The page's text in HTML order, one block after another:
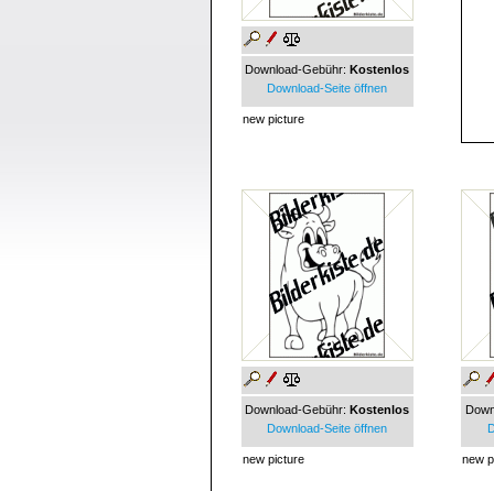
Download-Gebühr: Kostenlos
Download-Seite öffnen
new picture
Download-Gebühr: Kostenlos
Download-Seite öffnen
new picture new